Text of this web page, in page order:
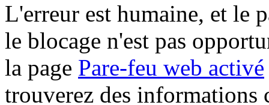
L'erreur est humaine, et le
le blocage n'est pas
la page Pare-feu web activé
trouverez des informations